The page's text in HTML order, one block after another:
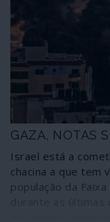
O que fica por
alcance deste
denunciado: a
resultante de
ao mesmo tempo
GAZA, NOTAS
Israel está a
chacina a que tem
população da